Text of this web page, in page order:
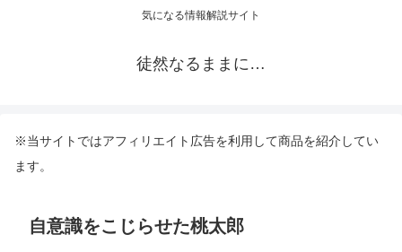
気になる情報解説サイト
徒然なるままに…
※当サイトではアフィリエイト広告を利用して商品を紹介してい
ます。
自意識をこじらせた桃太郎